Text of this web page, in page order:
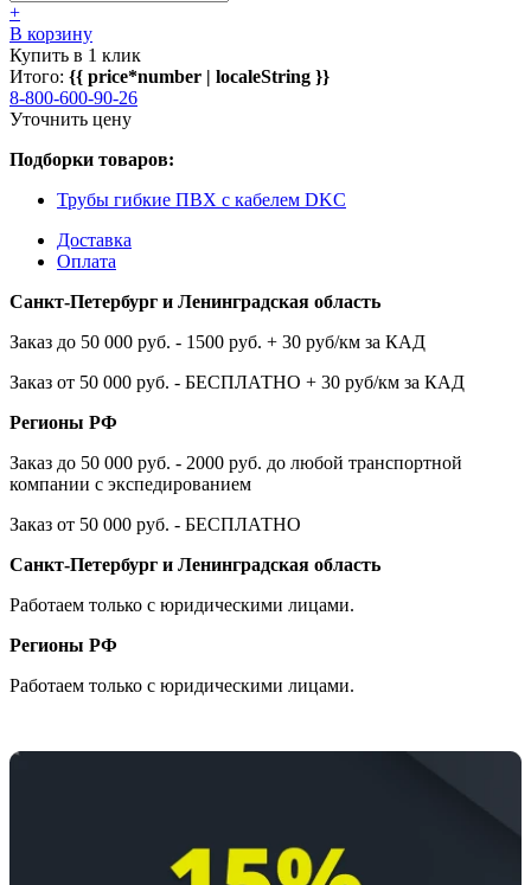
+
В корзину
Купить в 1 клик
Итого: {{ price*number | localeString }}
8-800-600-90-26
Уточнить цену
Подборки товаров:
Трубы гибкие ПВХ с кабелем DKC
Доставка
Оплата
Санкт-Петербург и Ленинградская область
Заказ до 50 000 руб. - 1500 руб. + 30 руб/км за КАД
Заказ от 50 000 руб. - БЕСПЛАТНО + 30 руб/км за КАД
Регионы РФ
Заказ до 50 000 руб. - 2000 руб. до любой транспортной
компании с экспедированием
Заказ от 50 000 руб. - БЕСПЛАТНО
Санкт-Петербург и Ленинградская область
Работаем только с юридическими лицами.
Регионы РФ
Работаем только с юридическими лицами.